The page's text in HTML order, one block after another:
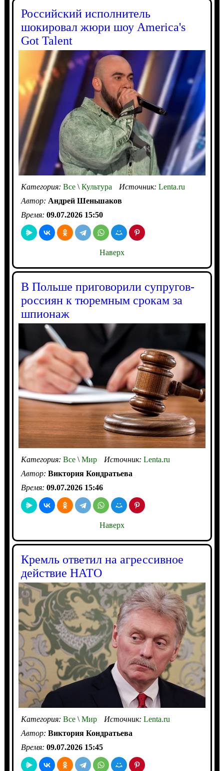
Российский исполнитель
шокировал жюри шоу America's
Got Talent
Категория: Все\Культура Источник: Lenta.ru
Автор: Андрей Шеньшаков
Время: 09.07.2026 15:50
Наверх
В Польше приговорили супругов-
россиян к тюремным срокам за
шпионаж
Категория: Все\Мир Источник: Lenta.ru
Автор: Виктория Кондратьева
Время: 09.07.2026 15:46
Наверх
Кремль ответил на агрессивное
действие НАТО
Категория: Все\Мир Источник: Lenta.ru
Автор: Виктория Кондратьева
Время: 09.07.2026 15:45